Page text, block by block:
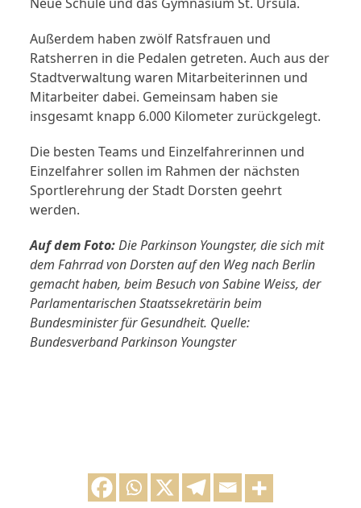
Außerdem haben zwölf Ratsfrauen und
Ratsherren in die Pedalen getreten. Auch aus der
Stadtverwaltung waren Mitarbeiterinnen und
Mitarbeiter dabei. Gemeinsam haben sie
insgesamt knapp 6.000 Kilometer zurückgelegt.
Die besten Teams und Einzelfahrerinnen und
Einzelfahrer sollen im Rahmen der nächsten
Sportlerehrung der Stadt Dorsten geehrt
werden.
Auf dem Foto:Die Parkinson Youngster, die sich mit
dem Fahrrad von Dorsten auf den Weg nach Berlin
gemacht haben, beim Besuch von Sabine Weiss,der
Parlamentarischen Staatssekretärin beim
Bundesminister für Gesundheit. Quelle:
Bundesverband Parkinson Youngster